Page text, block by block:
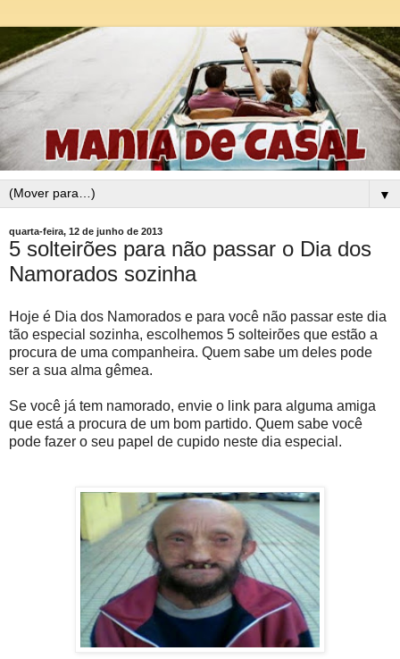
▼
quarta-feira, 12 de junho de 2013
5 solteirões para não passar o Dia dos
Namorados sozinha
Hoje é Dia dos Namorados e para você não passar este dia
tão especial sozinha, escolhemos 5 solteirões que estão a
procura de uma companheira. Quem sabe um deles pode
ser a sua alma gêmea.
Se você já tem namorado, envie o link para alguma amiga
que está a procura de um bom partido. Quem sabe você
pode fazer o seu papel de cupido neste dia especial.